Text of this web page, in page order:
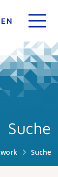
EN
Suche
Suche